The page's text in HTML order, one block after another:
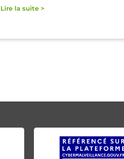
Lire la suite >